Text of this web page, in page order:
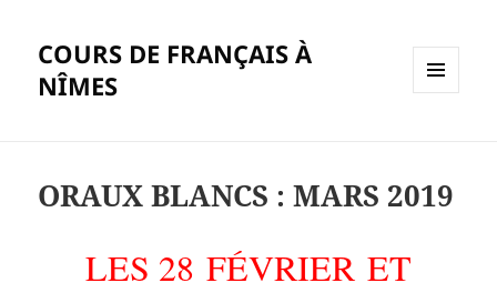
COURS DE FRANÇAIS À
NÎMES
ORAUX BLANCS : MARS 2019
LES 28 FÉVRIER ET